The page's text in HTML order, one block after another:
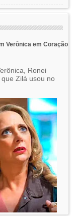
Verônica em Coração
Ronei
Zilá usou no